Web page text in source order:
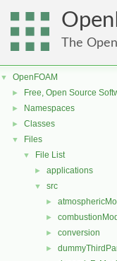
The
▼ OpenFOAM
► Free, Open Source
► Namespaces
► Classes
▼ Files
▼ File List
► applications
▼ src
►
►
► conversion
►